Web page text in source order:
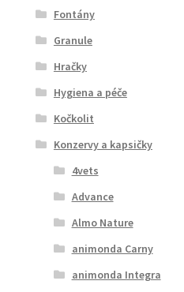
Fontány
Granule
Hračky
Hygiena a péče
Kočkolit
Konzervy a kapsičky
4vets
Advance
Almo Nature
animonda Carny
animonda Integra